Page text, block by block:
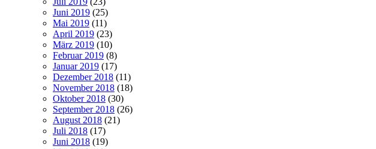
Juni 2019 (25)
Mai 2019 (11)
April 2019 (23)
März 2019 (10)
Februar 2019 (8)
Januar 2019 (17)
Dezember 2018 (11)
November 2018 (18)
Oktober 2018 (30)
September 2018 (26)
August 2018 (21)
Juli 2018 (17)
Juni 2018 (19)